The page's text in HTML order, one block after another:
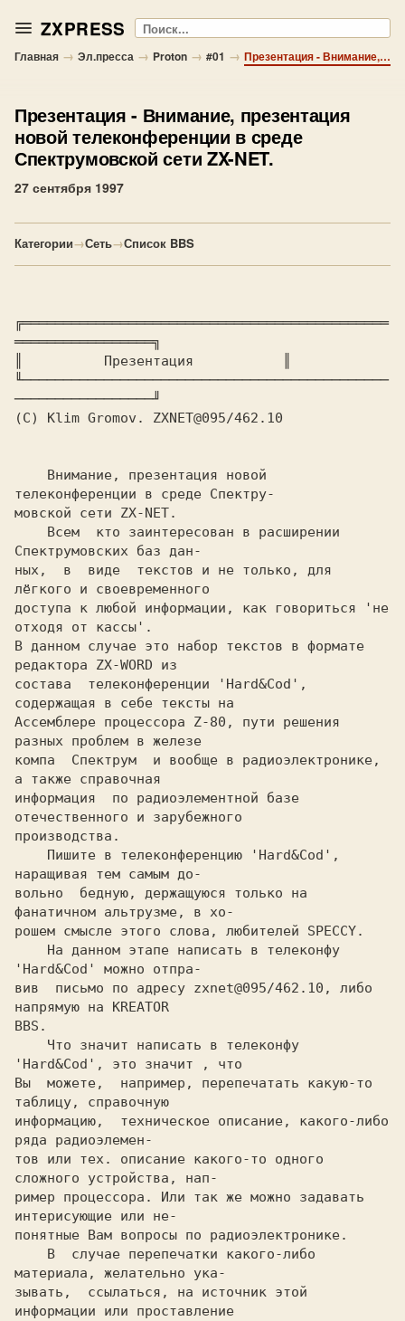
ZXPRESS Поиск
Главная → Эл.пресса → Proton → #01 → Презентация - Внимание, презентация новой телеконференции в среде Спектрумовской сети ZX-NET.
Презентация - Внимание, презентация
новой телеконференции в среде
Спектрумовской сети ZX-NET.
27 сентября 1997
Категории→Сеть→Список BBS
╔═════════════════════════════════════════════
═════════════════╗
         Презентация
╙─────────────────────────────────────────────
телеконференции в среде Спектру-
мовской сети ZX-NET.
Спектрумовских баз дан-
ных,  в  виде  текстов и не только, для
лёгкого и своевременного
доступа к любой информации, как говориться 'не
отходя от кассы'.
В данном случае это набор текстов в формате
редактора ZX-WORD из
состава  телеконференции 'Hard&Cod',
содержащая в себе тексты на
Ассемблере процессора Z-80, пути решения
разных проблем в железе
компа  Спектрум  и вообще в радиоэлектронике,
а также справочная
информация  по радиоэлементной базе
отечественного и зарубежного
производства.
наращивая тем самым до-
вольно  бедную, держащуюся только на
фанатичном альтрузме, в хо-
рошем смысле этого слова, любителей SPECCY.
'Hard&Cod' можно отпра-
вив  письмо по адресу zxnet@095/462.10, либо
напрямую на KREATOR
BBS.
'Hard&Cod', это значит , что
Вы  можете,  например, перепечатать какую-то
таблицу, справочную
информацию,  техническое описание, какого-либо
ряда радиоэлемен-
тов или тех. описание какого-то одного
сложного устройства, нап-
ример процессора. Или так же можно задавать
интерисующие или не-
понятные Вам вопросы по радиоэлектронике.
материала, желательно ука-
зывать,  ссылаться, на источник этой
информации или проставление